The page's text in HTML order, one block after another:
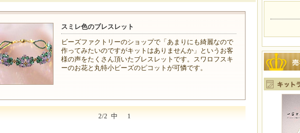
スミレ色のブレスレット
ビーズファクトリーのショップで「あまりにも綺麗なので
作ってみたいのですがキットはありませんか」というお客
様の声をたくさん頂いたブレスレットです。スワロフスキ
ーのお花と丸特小ビーズのピコットが可憐です。
2/2 中 1